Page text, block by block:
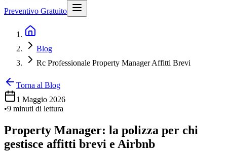
Preventivo Gratuito
Blog
Rc Professionale Property Manager Affitti Brevi
Torna al Blog
1 Maggio 2026
•9 minuti di lettura
Property Manager: la polizza per chi
gestisce affitti brevi e Airbnb